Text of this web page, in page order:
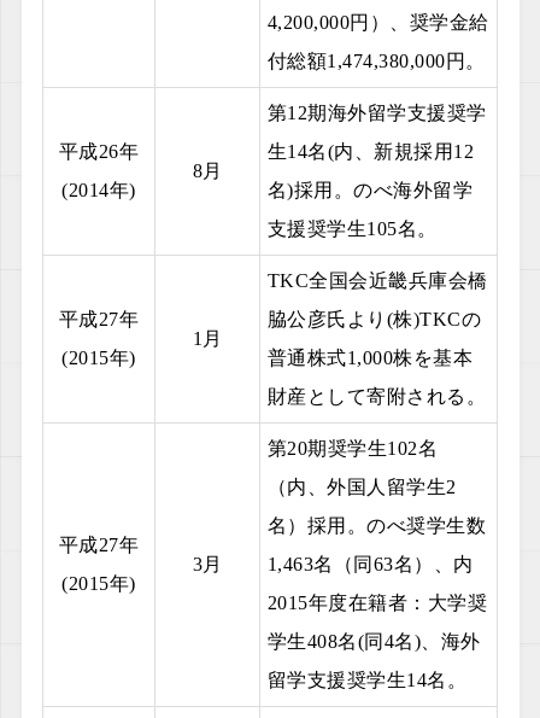
4,200,000円）、奨学金給
付総額1,474,380,000円。
平成26年
(2014年)
8月
第12期海外留学支援奨学
生14名(内、新規採用12
名)採用。のべ海外留学
支援奨学生105名。
平成27年
(2015年)
1月
TKC全国会近畿兵庫会橋
脇公彦氏より(株)TKCの
普通株式1,000株を基本
財産として寄附される。
平成27年
(2015年)
3月
第20期奨学生102名
（内、外国人留学生2
名）採用。のべ奨学生数
1,463名（同63名）、内
2015年度在籍者：大学奨
学生408名(同4名)、海外
留学支援奨学生14名。